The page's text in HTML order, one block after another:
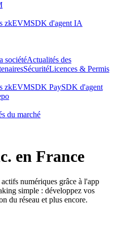
zkEVMSDK d'agent IA
sociétéActualités des
SécuritéLicences & Permis
zkEVMSDK PaySDK d'agent
du marché
en France
numériques grâce à l'app
simple : développez vos
du réseau et plus encore.